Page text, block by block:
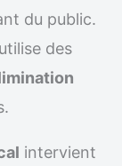
du public.
utilise des
intervient